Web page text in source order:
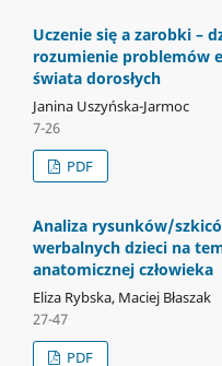
Uczenie się a zarobki –
rozumienie problemów
świata dorosłych
Janina Uszyńska-Jarmoc
7-26
PDF
Analiza rysunków/
werbalnych dzieci na
anatomicznej człowieka
Eliza Rybska, Maciej Błaszak
27-47
PDF